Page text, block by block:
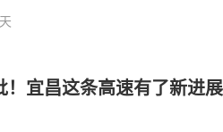
！宜昌这条高速有了新进展